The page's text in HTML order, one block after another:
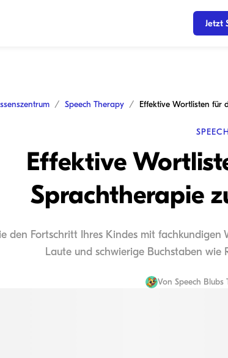
Jetzt
Speech Therapy
Effektive
Sprachtherapie
den Fortschritt Ihres Kindes mit
Laute und schwierige Buchstaben wie
Von Speech Blubs